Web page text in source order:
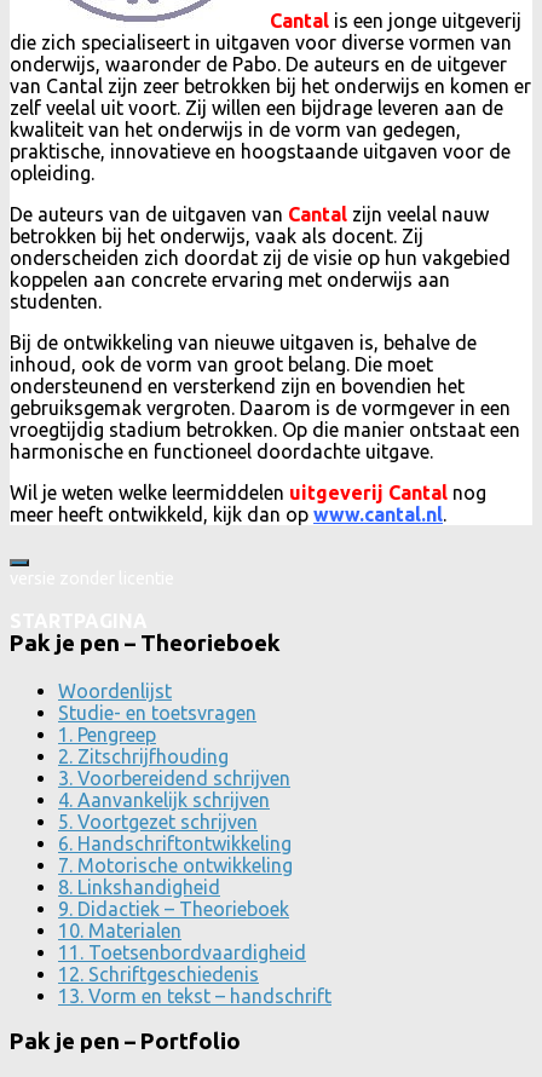
Cantal is een jonge uitgeverij
die zich specialiseert in uitgaven voor diverse vormen van
onderwijs, waaronder de Pabo. De auteurs en de uitgever
van Cantal zijn zeer betrokken bij het onderwijs en komen er
zelf veelal uit voort. Zij willen een bijdrage leveren aan de
kwaliteit van het onderwijs in de vorm van gedegen,
praktische, innovatieve en hoogstaande uitgaven voor de
opleiding.
De auteurs van de uitgaven van Cantal zijn veelal nauw
betrokken bij het onderwijs, vaak als docent. Zij
onderscheiden zich doordat zij de visie op hun vakgebied
koppelen aan concrete ervaring met onderwijs aan
studenten.
Bij de ontwikkeling van nieuwe uitgaven is, behalve de
inhoud, ook de vorm van groot belang. Die moet
ondersteunend en versterkend zijn en bovendien het
gebruiksgemak vergroten. Daarom is de vormgever in een
vroegtijdig stadium betrokken. Op die manier ontstaat een
harmonische en functioneel doordachte uitgave.
Wil je weten welke leermiddelen uitgeverij Cantal nog
meer heeft ontwikkeld, kijk dan op www.cantal.nl.
Pak je pen – Theorieboek
Woordenlijst
Studie- en toetsvragen
1. Pengreep
2. Zitschrijfhouding
3. Voorbereidend schrijven
4. Aanvankelijk schrijven
5. Voortgezet schrijven
6. Handschriftontwikkeling
7. Motorische ontwikkeling
8. Linkshandigheid
9. Didactiek – Theorieboek
10. Materialen
11. Toetsenbordvaardigheid
12. Schriftgeschiedenis
13. Vorm en tekst – handschrift
Pak je pen – Portfolio